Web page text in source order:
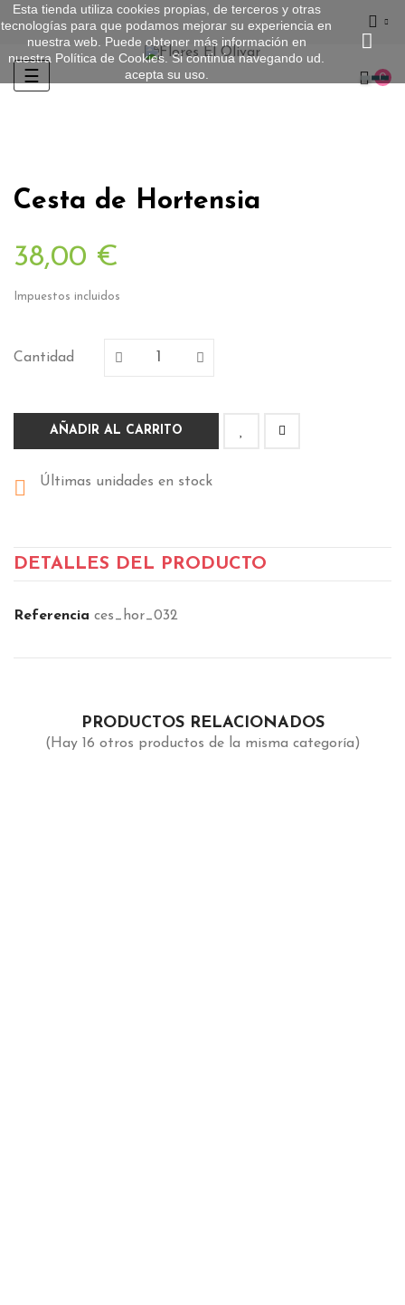
Esta tienda utiliza cookies propias, de terceros y otras
tecnologías para que podamos mejorar su experiencia en
nuestra web. Puede obtener más información en
nuestra Política de Cookies . Si continúa navegando ud.
acepta su uso.
Navegación
☰ 0
Cesta de Hortensia
38,00 €
Impuestos incluidos
Cantidad
AÑADIR AL CARRITO
 Últimas unidades en stock
DETALLES DEL PRODUCTO
Referencia ces_hor_032
PRODUCTOS RELACIONADOS
(Hay 16 otros productos de la misma categoría)